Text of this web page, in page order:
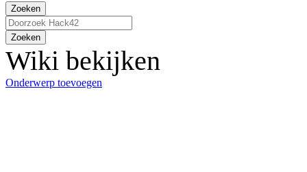
Zoeken
Zoeken
Wiki bekijken
Onderwerp toevoegen